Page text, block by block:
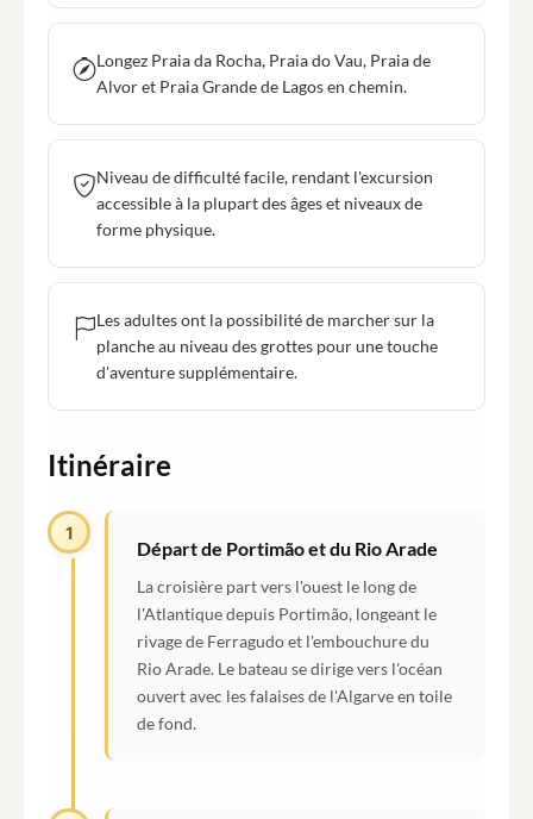
Longez Praia da Rocha, Praia do Vau, Praia de
Alvor et Praia Grande de Lagos en chemin.
Niveau de difficulté facile, rendant l'excursion
accessible à la plupart des âges et niveaux de
forme physique.
Les adultes ont la possibilité de marcher sur la
planche au niveau des grottes pour une touche
d'aventure supplémentaire.
Itinéraire
1
Départ de Portimão et du Rio Arade
La croisière part vers l'ouest le long de
l'Atlantique depuis Portimão, longeant le
rivage de Ferragudo et l'embouchure du
Rio Arade. Le bateau se dirige vers l'océan
ouvert avec les falaises de l'Algarve en toile
de fond.